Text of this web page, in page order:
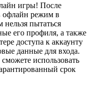
игры! После
офлайн режим в
пытаться
его профиля, а также
доступа к аккаунту
данные для входа.
использовать
срок